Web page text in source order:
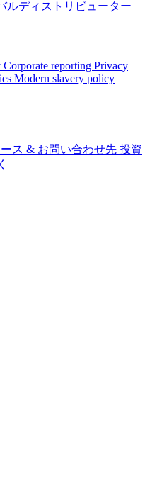
ルディストリビューター
Corporate reporting Privacy
Modern slavery policy
ス & お問い合わせ先 投資